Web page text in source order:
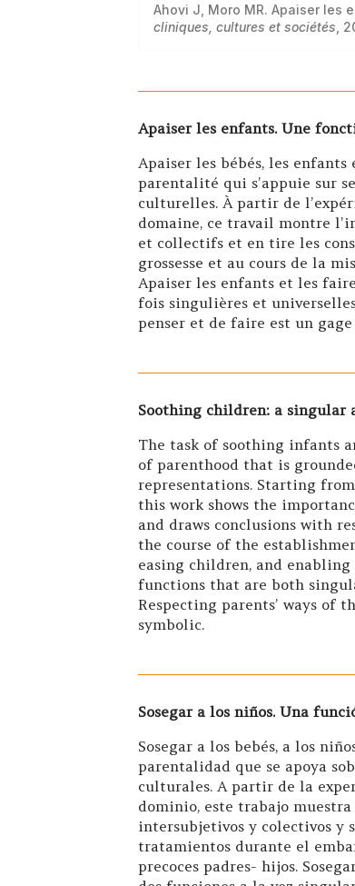
Ahovi J, Moro MR. Apaiser les
cliniques, cultures et sociétés ,
Apaiser les enfants. Une
Apaiser les bébés, les
parentalité qui s’appuie sur
culturelles. À partir de
domaine, ce travail montre
et collectifs et en tire les
grossesse et au cours de la
Apaiser les enfants et les
fois singulières et
penser et de faire est un
Soothing children: a
The task of soothing infants
of parenthood that is
representations. Starting
this work shows the
and draws conclusions with
the course of the
easing children, and
functions that are both
Respecting parents’ ways
symbolic.
Sosegar a los niños. Una
Sosegar a los bebés, a los
parentalidad que se apoya
culturales. A partir de la
dominio, este trabajo
intersubjetivos y colectivos y
tratamientos durante el
precoces padres- hijos.